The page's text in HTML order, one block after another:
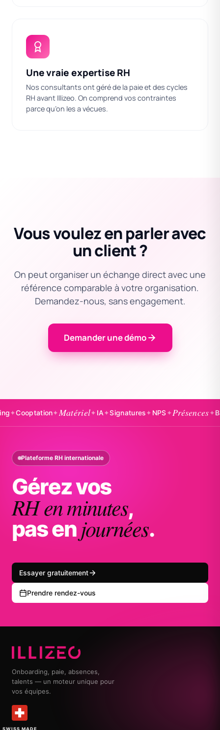
Une vraie expertise RH
Nos consultants ont géré de la paie et des cycles
RH avant Illizeo. On comprend vos contraintes
parce qu’on les a vécues.
Vous voulez en parler avec
un client ?
On peut organiser un échange direct avec une
référence comparable à votre organisation.
Demandez-nous, sans engagement.
Demander une démo
✦Matériel✦IA✦Signatures✦NPS✦Présences✦
Plateforme RH internationale
Gérez vos
RH en minutes,
pas enjournées.
Essayer gratuitement
Prendre rendez-vous
Onboarding, paie, absences,
talents — un moteur unique pour
vos équipes.
SWISS MADE